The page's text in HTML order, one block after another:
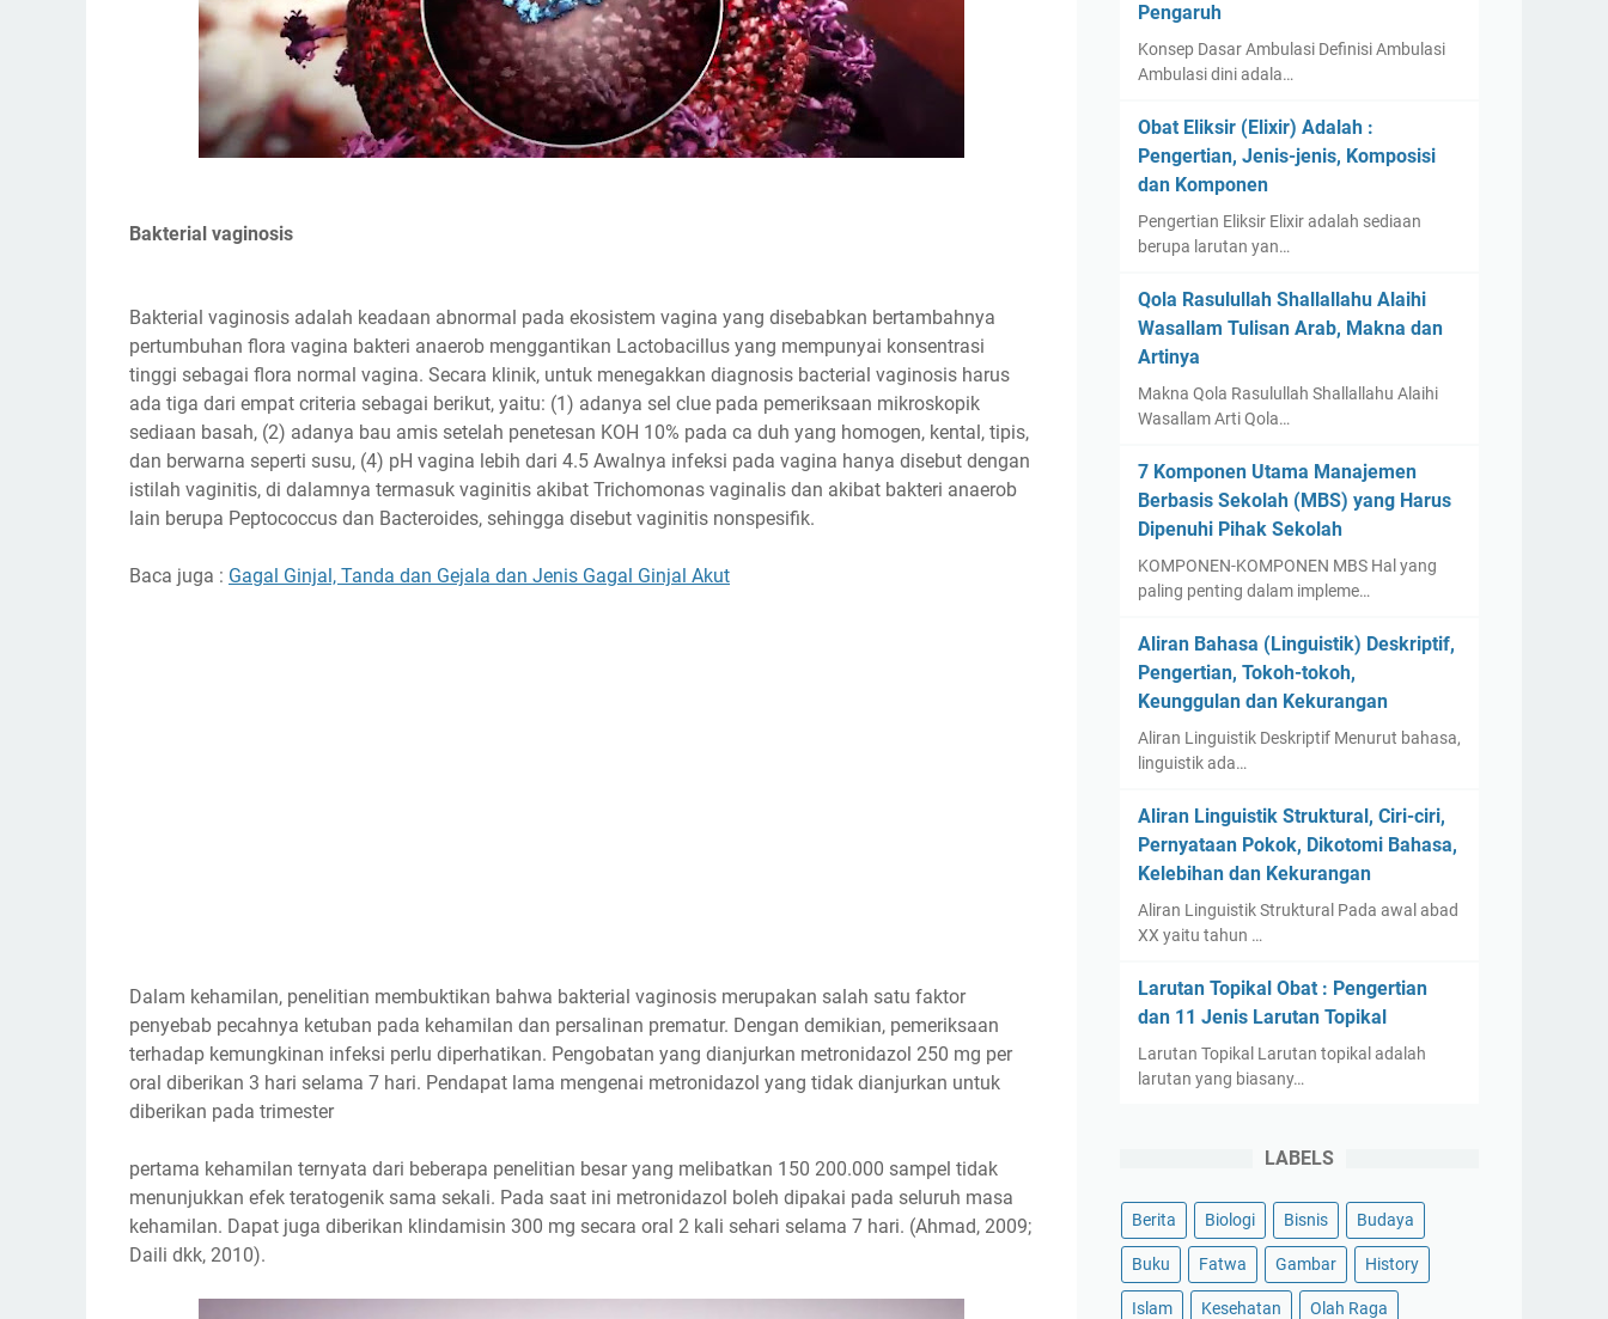
Bakterial vaginosis
Bakterial vaginosis adalah keadaan abnormal pada ekosistem vagina yang disebabkan bertambahnya
pertumbuhan flora vagina bakteri anaerob menggantikan Lactobacillus yang mempunyai konsentrasi
tinggi sebagai flora normal vagina. Secara klinik, untuk menegakkan diagnosis bacterial vaginosis harus
ada tiga dari empat criteria sebagai berikut, yaitu: (1) adanya sel clue pada pemeriksaan mikroskopik
sediaan basah, (2) adanya bau amis setelah penetesan KOH 10% pada ca duh yang homogen, kental, tipis,
dan berwarna seperti susu, (4) pH vagina lebih dari 4.5 Awalnya infeksi pada vagina hanya disebut dengan
istilah vaginitis, di dalamnya termasuk vaginitis akibat Trichomonas vaginalis dan akibat bakteri anaerob
lain berupa Peptococcus dan Bacteroides, sehingga disebut vaginitis nonspesifik.
Baca juga : Gagal Ginjal, Tanda dan Gejala dan Jenis Gagal Ginjal Akut
Dalam kehamilan, penelitian membuktikan bahwa bakterial vaginosis merupakan salah satu faktor
penyebab pecahnya ketuban pada kehamilan dan persalinan prematur. Dengan demikian, pemeriksaan
terhadap kemungkinan infeksi perlu diperhatikan. Pengobatan yang dianjurkan metronidazol 250 mg per
oral diberikan 3 hari selama 7 hari. Pendapat lama mengenai metronidazol yang tidak dianjurkan untuk
diberikan pada trimester
pertama kehamilan ternyata dari beberapa penelitian besar yang melibatkan 150 200.000 sampel tidak
menunjukkan efek teratogenik sama sekali. Pada saat ini metronidazol boleh dipakai pada seluruh masa
kehamilan. Dapat juga diberikan klindamisin 300 mg secara oral 2 kali sehari selama 7 hari. (Ahmad, 2009;
Daili dkk, 2010).
Pengaruh
Konsep Dasar Ambulasi Definisi Ambulasi
Ambulasi dini adala…
Obat Eliksir (Elixir) Adalah :
Pengertian, Jenis-jenis, Komposisi
dan Komponen
Pengertian Eliksir Elixir adalah sediaan
berupa larutan yan…
Qola Rasulullah Shallallahu Alaihi
Wasallam Tulisan Arab, Makna dan
Artinya
Makna Qola Rasulullah Shallallahu Alaihi
Wasallam Arti Qola…
7 Komponen Utama Manajemen
Berbasis Sekolah (MBS) yang Harus
Dipenuhi Pihak Sekolah
KOMPONEN-KOMPONEN MBS Hal yang
paling penting dalam impleme…
Aliran Bahasa (Linguistik) Deskriptif,
Pengertian, Tokoh-tokoh,
Keunggulan dan Kekurangan
Aliran Linguistik Deskriptif Menurut bahasa,
linguistik ada…
Aliran Linguistik Struktural, Ciri-ciri,
Pernyataan Pokok, Dikotomi Bahasa,
Kelebihan dan Kekurangan
Aliran Linguistik Struktural Pada awal abad
XX yaitu tahun …
Larutan Topikal Obat : Pengertian
dan 11 Jenis Larutan Topikal
Larutan Topikal Larutan topikal adalah
larutan yang biasany…
LABELS
Berita Biologi Bisnis Budaya
Buku Fatwa Gambar History
Islam Kesehatan Olah Raga